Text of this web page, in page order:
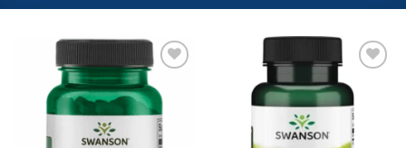
Kívánságlistához
adás
Kívánságlistához
adás